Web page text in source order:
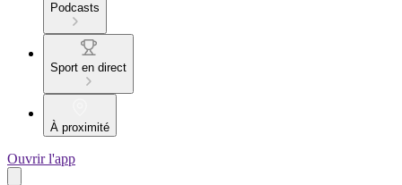
Podcasts
Sport en direct
À proximité
Ouvrir l'app